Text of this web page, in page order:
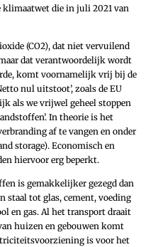
klimaatwet die in juli 2021 van
(CO2), dat niet vervuilend
dat verantwoordelijk wordt
komt voornamelijk vrij bij de
nul uitstoot’, zoals de EU
als we vrijwel geheel stoppen
In theorie is het
af te vangen en onder
storage). Economisch en
hiervoor erg beperkt.
is gemakkelijker gezegd dan
staal tot glas, cement, voeding
en gas. Al het transport draait
huizen en gebouwen komt
is voor het